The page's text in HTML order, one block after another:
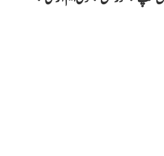
شپ‘، ’فورٹس‘، ’ڈی ایم آر سی‘،